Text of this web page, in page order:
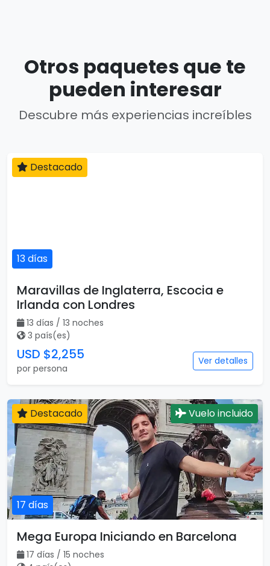
Otros paquetes que te
pueden interesar
Descubre más experiencias increíbles
13 días
Destacado
Maravillas de Inglaterra, Escocia e
Irlanda con Londres
13 días / 13 noches
3 país(es)
USD $2,255
por persona
Ver detalles
17 días
Destacado Vuelo incluido
Mega Europa Iniciando en Barcelona
17 días / 15 noches